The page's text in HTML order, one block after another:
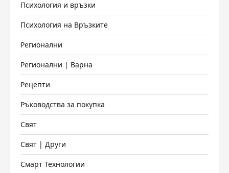
Психология и връзки
Психология на Връзките
Регионални
Регионални | Варна
Рецепти
Ръководства за покупка
Свят
Свят | Други
Смарт Технологии